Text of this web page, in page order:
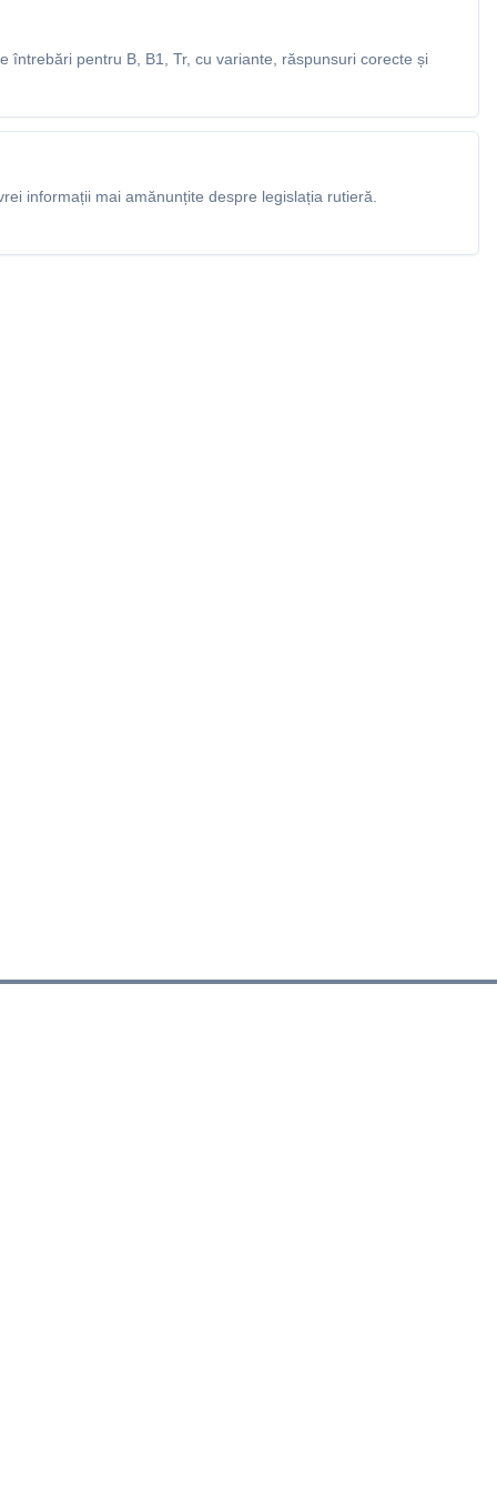
întrebări pentru B, B1, Tr, cu variante, răspunsuri corecte și
informații mai amănunțite despre legislația rutieră.